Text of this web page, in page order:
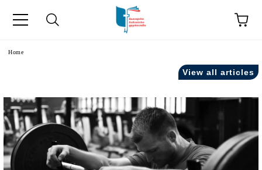
Home
View all articles